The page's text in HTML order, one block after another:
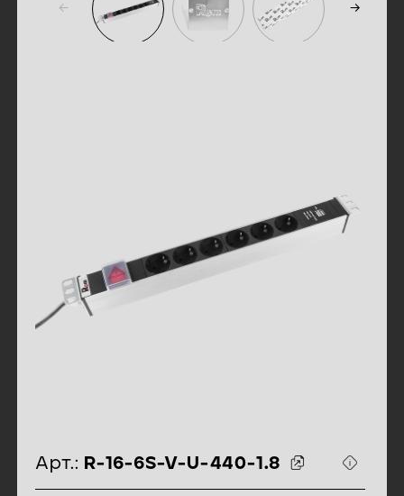
идентификаторы товара
Арт.: R-16-6S-V-U-440-1.8